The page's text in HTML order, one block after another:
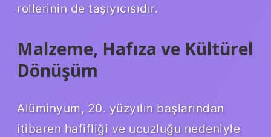
rollerinin de taşıyıcısıdır.
Malzeme, Hafıza ve Kültürel
Dönüşüm
Alüminyum, 20. yüzyılın başlarından
itibaren hafifliği ve ucuzluğu nedeniyle